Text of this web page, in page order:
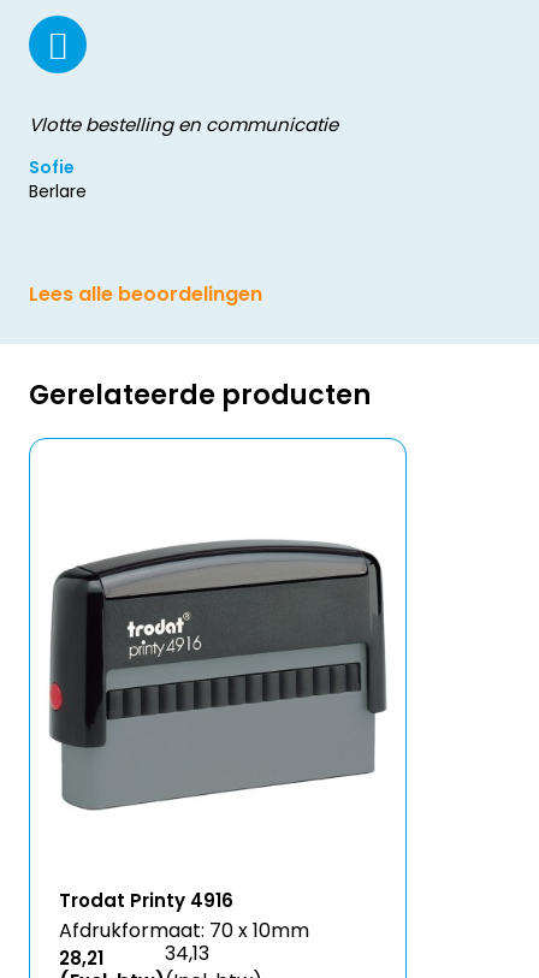
Vlotte bestelling en communicatie
Sofie
Berlare
Lees alle beoordelingen
Gerelateerde producten
Trodat Printy 4916
Afdrukformaat: 70 x 10mm
28,21
34,13